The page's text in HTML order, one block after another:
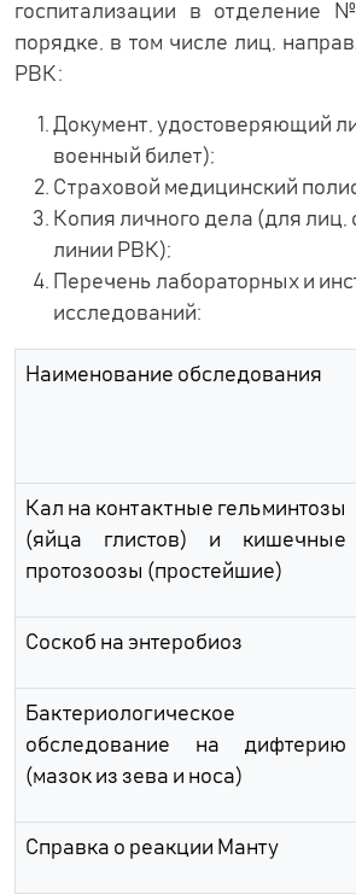
госпитализации в
порядке, в том числе лиц,
РВК:
Документ, удостоверяющий
военный билет);
Страховой медицинский
Копия личного дела (для
линии РВК);
Перечень лабораторных и
исследований:
Наименование обследования
Кал на контактные гельминтозы
(яйца глистов) и кишечные
протозоозы (простейшие)
Соскоб на энтеробиоз
Бактериологическое
обследование на дифтерию
(мазок из зева и носа)
Справка о реакции Манту